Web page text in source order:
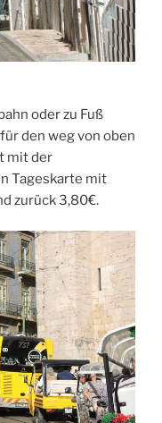
oder zu Fuß
den weg von oben
mit der
Tageskarte mit
zurück 3,80€.